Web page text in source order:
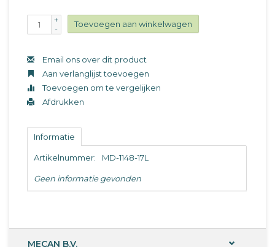
+
-
Toevoegen aan winkelwagen
Email ons over dit product
Aan verlanglijst toevoegen
Toevoegen om te vergelijken
Afdrukken
Informatie
Artikelnummer: MD-1148-17L
Geen informatie gevonden
MECAN B.V.